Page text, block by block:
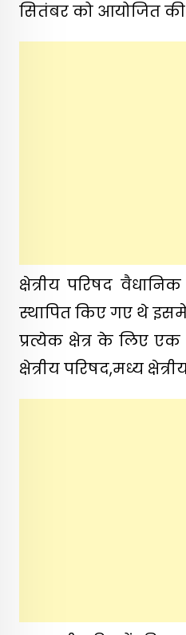
सितंबर को आयोजित
क्षेत्रीय परिषद
स्थापित किए गए थे इसमें
प्रत्येक क्षेत्र के लिए एक
क्षेत्रीय परिषद,मध्य